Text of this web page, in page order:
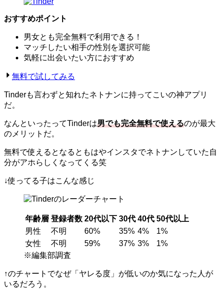
おすすめポイント
男女とも完全無料で利用できる！
マッチしたい相手の性別を選択可能
気軽に出会いたい方におすすめ
無料で試してみる
Tinderも言わずと知れたネトナンに持ってこいの神アプリ
だ。
なんといったってTinderは男でも完全無料で使えるのが最大
のメリットだ。
無料で使えるとなるともはやインスタでネトナンしていた自
分がアホらしくなってくる笑
↓使ってる子はこんな感じ
年齢層 登録者数 20代以下 30代 40代 50代以上
男性
不明 60% 35% 4%
1%
女性
不明 59% 37% 3%
1%
※編集部調査
↑のチャートでなぜ「ヤレる度」が低いのか気になった人が
いるだろう。